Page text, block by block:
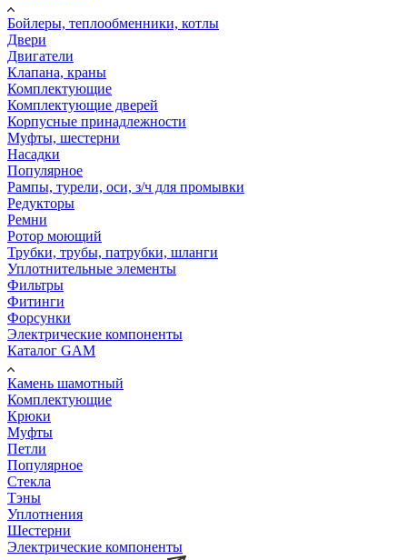
Бойлеры, теплообменники, котлы
Двери
Двигатели
Клапана, краны
Комплектующие
Комплектующие дверей
Корпусные принадлежности
Муфты, шестерни
Насадки
Популярное
Рампы, турели, оси, з/ч для промывки
Редукторы
Ремни
Ротор моющий
Трубки, трубы, патрубки, шланги
Уплотнительные элементы
Фильтры
Фитинги
Форсунки
Электрические компоненты
Каталог GAM
Камень шамотный
Комплектующие
Крюки
Муфты
Петли
Популярное
Стекла
Тэны
Уплотнения
Шестерни
Электрические компоненты